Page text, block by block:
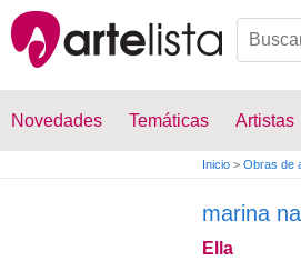
Novedades Temáticas Artistas
Inicio > Obras de
marina
Ella